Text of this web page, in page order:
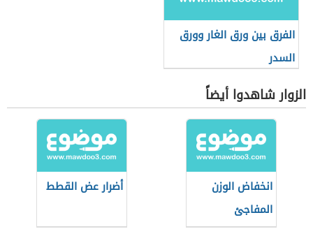
الفرق بين ورق الغار وورق
السدر
الزوار شاهدوا أيضاً
انخفاض الوزن
المفاجئ
أضرار عض القطط